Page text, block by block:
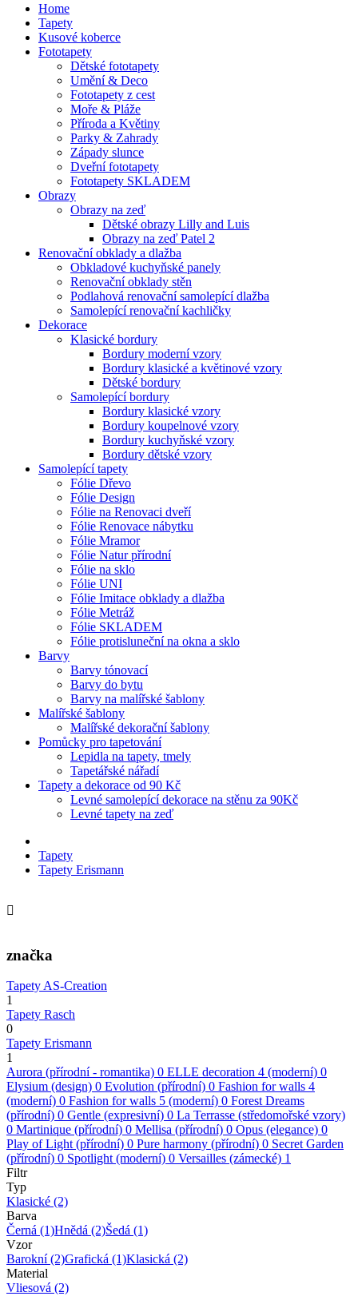
Home
Tapety
Kusové koberce
Fototapety
Dětské fototapety
Umění & Deco
Fototapety z cest
Moře & Pláže
Příroda a Květiny
Parky & Zahrady
Západy slunce
Dveřní fototapety
Fototapety SKLADEM
Obrazy
Obrazy na zeď
Dětské obrazy Lilly and Luis
Obrazy na zeď Patel 2
Renovační obklady a dlažba
Obkladové kuchyňské panely
Renovační obklady stěn
Podlahová renovační samolepící dlažba
Samolepící renovační kachličky
Dekorace
Klasické bordury
Bordury moderní vzory
Bordury klasické a květinové vzory
Dětské bordury
Samolepící bordury
Bordury klasické vzory
Bordury koupelnové vzory
Bordury kuchyňské vzory
Bordury dětské vzory
Samolepící tapety
Fólie Dřevo
Fólie Design
Fólie na Renovaci dveří
Fólie Renovace nábytku
Fólie Mramor
Fólie Natur přírodní
Fólie na sklo
Fólie UNI
Fólie Imitace obklady a dlažba
Fólie Metráž
Fólie SKLADEM
Fólie protisluneční na okna a sklo
Barvy
Barvy tónovací
Barvy do bytu
Barvy na malířské šablony
Malířské šablony
Malířské dekorační šablony
Pomůcky pro tapetování
Lepidla na tapety, tmely
Tapetářské nářadí
Tapety a dekorace od 90 Kč
Levné samolepící dekorace na stěnu za 90Kč
Levné tapety na zeď
Tapety
Tapety Erismann
značka
Tapety AS-Creation
1
Tapety Rasch
0
Tapety Erismann
1
Aurora (přírodní - romantika) 0 ELLE decoration 4 (moderní) 0
Elysium (design) 0 Evolution (přírodní) 0 Fashion for walls 4
(moderní) 0 Fashion for walls 5 (moderní) 0 Forest Dreams
(přírodní) 0 Gentle (expresivní) 0 La Terrasse (středomořské vzory)
0 Martinique (přírodní) 0 Mellisa (přírodní) 0 Opus (elegance) 0
Play of Light (přírodní) 0 Pure harmony (přírodní) 0 Secret Garden
(přírodní) 0 Spotlight (moderní) 0 Versailles (zámecké) 1
Filtr
Typ
Klasické (2)
Barva
Černá (1)Hnědá (2)Šedá (1)
Vzor
Barokní(2)Grafická (1)Klasická (2)
Material
Vliesová (2)